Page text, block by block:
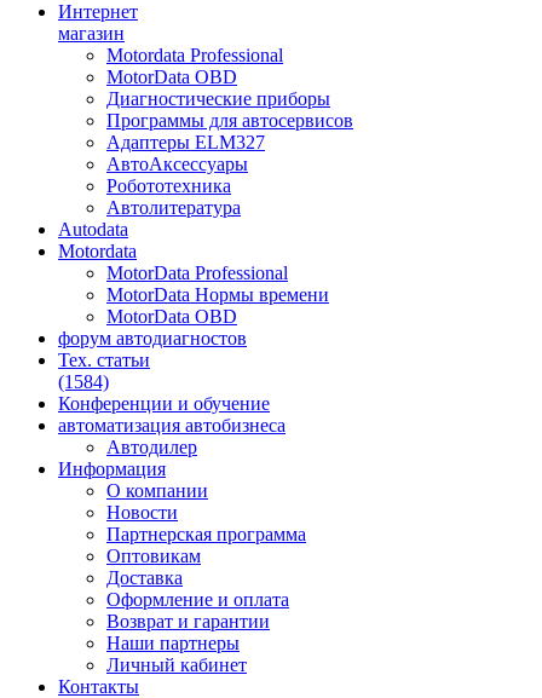
Интернет
магазин
Motordata Professional
MotorData OBD
Диагностические приборы
Программы для автосервисов
Адаптеры ELM327
АвтоАксессуары
Робототехника
Автолитература
Autodata
Motordata
MotorData Professional
MotorData Нормы времени
MotorData OBD
форум автодиагностов
Тех. статьи
(1584)
Конференции и обучение
автоматизация автобизнеса
Автодилер
Информация
О компании
Новости
Партнерская программа
Оптовикам
Доставка
Оформление и оплата
Возврат и гарантии
Наши партнеры
Личный кабинет
Контакты